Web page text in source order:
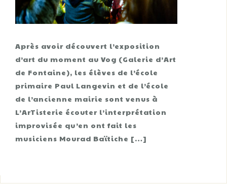
Après avoir découvert l’exposition
d’art du moment au Vog (Galerie d’Art
de Fontaine), les élèves de l’école
primaire Paul Langevin et de l’école
de l’ancienne mairie sont venus à
L’ArTisterie écouter l’interprétation
improvisée qu’en ont fait les
musiciens Mourad Baïtiche […]